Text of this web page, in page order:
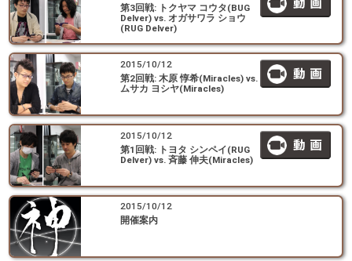
第3回戦: トクヤマ コウタ(BUG
Delver) vs. オガサワラ ショウ
(RUG Delver)
2015/10/12
第2回戦: 木原 惇希(Miracles) vs.
ムサカ ヨシヤ(Miracles)
2015/10/12
第1回戦: トヨタ シンペイ(RUG
Delver) vs. 斉藤 伸夫(Miracles)
2015/10/12
開催案内